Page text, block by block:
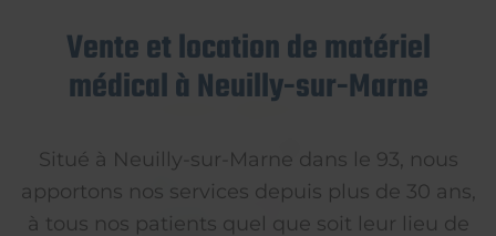
Vente et location de matériel
médical à Neuilly-sur-Marne
Situé à Neuilly-sur-Marne dans le 93, nous
apportons nos services depuis plus de 30 ans,
à tous nos patients quel que soit leur lieu de